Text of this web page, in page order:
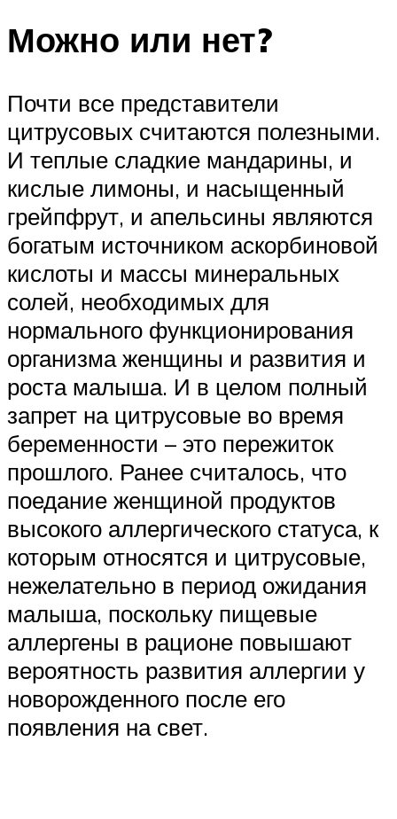
Можно или нет?
Почти все представители
цитрусовых считаются полезными.
И теплые сладкие мандарины, и
кислые лимоны, и насыщенный
грейпфрут, и апельсины являются
богатым источником аскорбиновой
кислоты и массы минеральных
солей, необходимых для
нормального функционирования
организма женщины и развития и
роста малыша. И в целом полный
запрет на цитрусовые во время
беременности – это пережиток
прошлого. Ранее считалось, что
поедание женщиной продуктов
высокого аллергического статуса, к
которым относятся и цитрусовые,
нежелательно в период ожидания
малыша, поскольку пищевые
аллергены в рационе повышают
вероятность развития аллергии у
новорожденного после его
появления на свет.